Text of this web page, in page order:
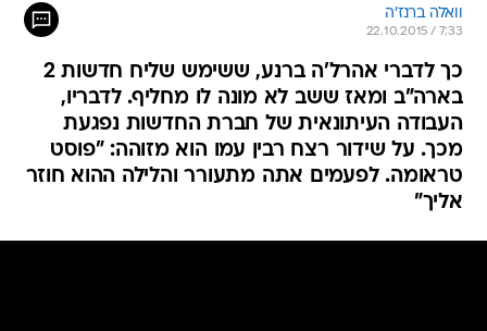
וואלה ברנז'ה
22.10.2015 / 7:33
כך לדברי אהרל'ה ברנע, ששימש שליח חדשות 2
בארה"ב ומאז ששב לא מונה לו מחליף. לדבריו,
העבודה העיתונאית של חברת החדשות נפגעת
מכך. על שידור רצח רבין עמו הוא מזוהה: "פוסט
טראומה. לפעמים אתה מתעורר והלילה ההוא חוזר
אליך"